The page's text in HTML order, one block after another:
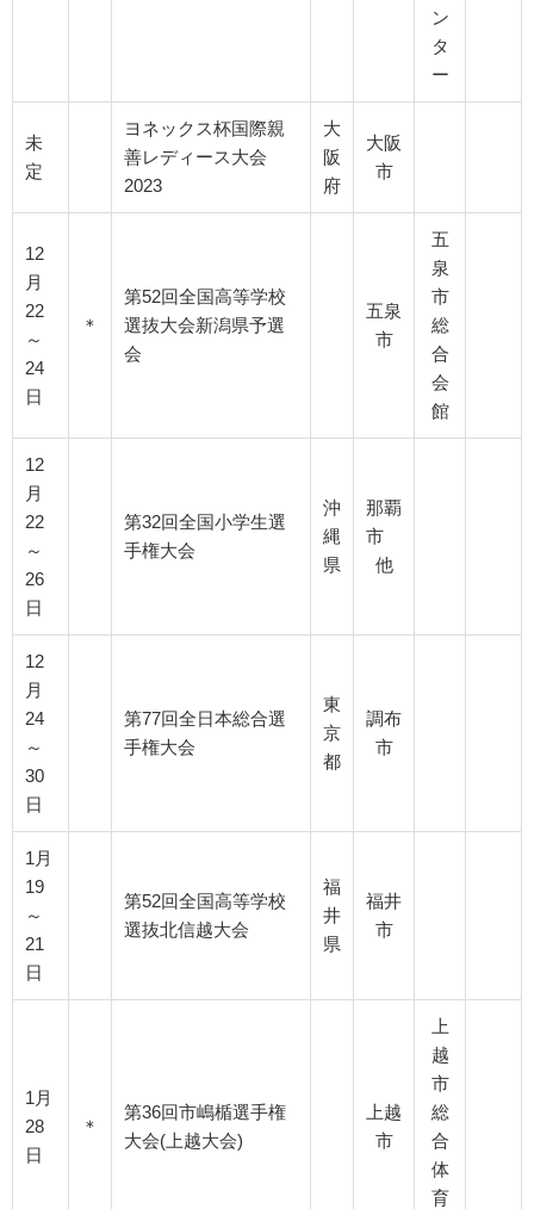
ン
タ
ー
未
定
ヨネックス杯国際親
善レディース大会
2023
大
阪
府
大阪
市
12
月
22
～
24
日
＊
第52回全国高等学校
選抜大会新潟県予選
会
五泉
市
五
泉
市
総
合
会
館
12
月
22
～
26
日
第32回全国小学生選
手権大会
沖
縄
県
那覇
市
他
12
月
24
～
30
日
第77回全日本総合選
手権大会
東
京
都
調布
市
1月
19
～
21
日
第52回全国高等学校
選抜北信越大会
福
井
県
福井
市
1月
28
日
＊
第36回市嶋楯選手権
大会(上越大会)
上越
市
上
越
市
総
合
体
育